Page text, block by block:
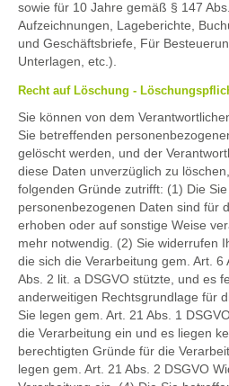
sowie für 10 Jahre gemäß § 147
Aufzeichnungen, Lageberichte,
und Geschäftsbriefe, Für
Unterlagen, etc.).
Recht auf Löschung -
Sie können von dem
Sie betreffenden
gelöscht werden, und der
diese Daten unverzüglich zu
folgenden Gründe zutrifft: (1) Die
personenbezogenen Daten sind für
erhoben oder auf sonstige Weise
mehr notwendig. (2) Sie widerrufen
die sich die Verarbeitung gem. Art. 6
Abs. 2 lit. a DSGVO stützte, und es
anderweitigen Rechtsgrundlage für
Sie legen gem. Art. 21 Abs. 1
die Verarbeitung ein und es liegen
berechtigten Gründe für die
legen gem. Art. 21 Abs. 2 DSGVO